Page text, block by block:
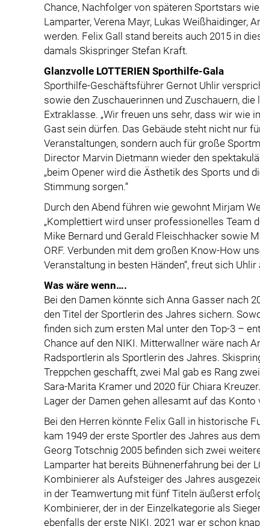
Chance, Nachfolger von späteren Sportstars
Lamparter, Verena Mayr, Lukas Weißhaidinger,
werden. Felix Gall stand bereits auch 2015 in
damals Skispringer Stefan Kraft.
Glanzvolle LOTTERIEN Sporthilfe-Gala
Sporthilfe-Geschäftsführer Gernot Uhlir
sowie den Zuschauerinnen und Zuschauern,
Extraklasse. „Wir freuen uns sehr, dass wir wie
Gast sein dürfen. Das Gebäude steht nicht nur
Veranstaltungen, sondern auch für große
Director Marvin Dietmann wieder den
„beim Opener wird die Ästhetik des Sports und
Stimmung sorgen.“
Durch den Abend führen wie gewohnt Mirjam
„Komplettiert wird unser professionelles Team
Mike Bernard und Gerald Fleischhacker sowie
ORF. Verbunden mit dem großen Know-How
Veranstaltung in besten Händen“, freut sich
Was wäre wenn….
Bei den Damen könnte sich Anna Gasser nach
den Titel der Sportlerin des Jahres sichern.
finden sich zum ersten Mal unter den Top-3 –
Chance auf den NIKI. Mitterwallner wäre nach
Radsportlerin als Sportlerin des Jahres.
Treppchen geschafft, zwei Mal gab es Rang
Sara-Marita Kramer und 2020 für Chiara
Lager der Damen gehen allesamt auf das Konto
Bei den Herren könnte Felix Gall in historische
kam 1949 der erste Sportler des Jahres aus
Georg Totschnig 2005 befinden sich zwei
Lamparter hat bereits Bühnenerfahrung bei der
Kombinierer als Aufsteiger des Jahres
in der Teamwertung mit fünf Titeln äußerst
Kombinierer, der in der Einzelkategorie als
ebenfalls der erste NIKI. 2021 war er schon